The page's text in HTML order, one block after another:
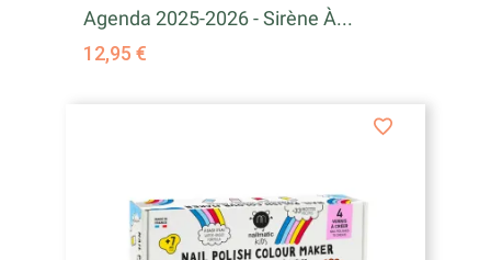
Agenda 2025-2026 - Sirène À...
12,95 €